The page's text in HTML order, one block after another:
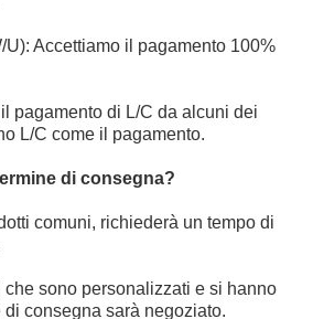
U): Accettiamo il pagamento 100%
pagamento di L/C da alcuni dei
L/C come il pagamento.
di consegna?
comuni, richiederà un tempo di
che sono personalizzati e si hanno
consegna sarà negoziato.